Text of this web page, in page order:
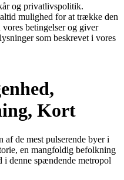
og privatlivspolitik.
mulighed for at trække den
betingelser og giver
som beskrevet i vores
Kort
af de mest pulserende byer i
en mangfoldig befolkning
denne spændende metropol